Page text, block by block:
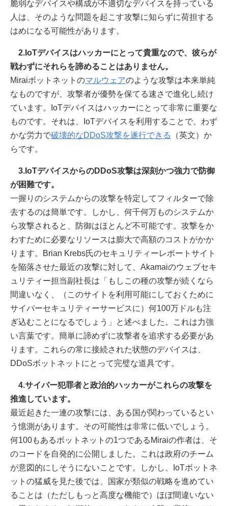
脆弱なデバイスや構成が不適切なデバイスを持っている
人は、そのような問題を起こす攻撃に知らずに荷担する
はめになる可能性があります。
2.IoTデバイスはハッカーにとって貴重なので、彼らが
戦わずにそれらを諦めることはありません。
Miraiボットネットのマルウェアのような攻撃は本来単純
なものですが、攻撃者が優勢を保てる速さで進化し続け
ています。IoTデバイスはハッカーにとって非常に重要な
ものです。それは、IoTデバイスを利用することで、わず
かな労力で破壊的なDDoS攻撃を遂行できる
（英文）か
らです。
3.IoTデバイスからのDDoS攻撃は深刻かつ強力で防御
が困難です。
一握りのシステムからの攻撃を特定してフィルターで除
去するのは簡単です。しかし、何千何万ものシステムか
ら攻撃されると、防御はほとんど不可能です。攻撃をか
わすために必要なリソースは膨大で高額のコストがかか
ります。Brian Krebs氏のセキュリティーレポートサイト
を陥落させた最近の攻撃に対して、Akamaiのウェブセキ
ュリティー担当副社長は「もしこの種の攻撃が続くなら
間違いなく、（このサイトを利用可能にしておくために
サイバーセキュリティーサービスに）何100万ドルも注
ぎ込むことになるでしょう」と述べました。これは力強
い言葉です。簡単に諦めずに攻撃者を追求する必要があ
ります。これらの常に接続された状態のデバイスは、
DDoSボットネットにとって完璧な道具です。
4.サイバー犯罪者と政治的ハッカーがこれらの攻撃を
推進しています。
最近起きた一連の攻撃には、ある国が関わっているとい
う憶測があります。その可能性は非常に低いでしょう。
何100もあるボットネットの1つであるMiraiの作者は、そ
のコードを自発的に公開しました。これは政府のチーム
が意図的にしそうにないことです。しかし、IoTボットネ
ットの猛威を見た後では、国家が類似の戦略を進めてい
ることは（ただしもっと高度な機能で）ほぼ間違いない